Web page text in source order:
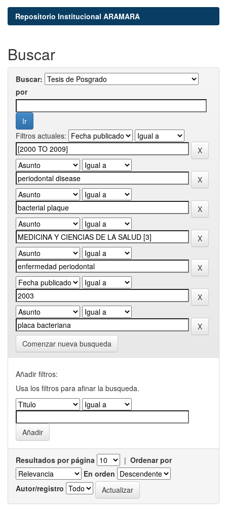
Repositorio Institucional ARAMARA
Buscar
Buscar:
por
Filtros actuales:
Comenzar nueva busqueda
Añadir filtros:
Usa los filtros para afinar la busqueda.
Resultados por página | Ordenar por
En orden
Autor/registro